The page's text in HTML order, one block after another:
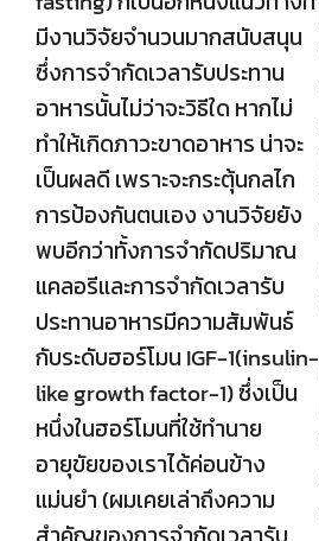
มีงานวิจัยจำนวนมากสนับสนุน
ซึ่งการจำกัดเวลารับประทาน
อาหารนั้นไม่ว่าจะวิธีใด หากไม่
ทำให้เกิดภาวะขาดอาหาร น่าจะ
เป็นผลดี เพราะจะกระตุ้นกลไก
การป้องกันตนเอง งานวิจัยยัง
พบอีกว่าทั้งการจำกัดปริมาณ
แคลอรีและการจำกัดเวลารับ
ประทานอาหารมีความสัมพันธ์
กับระดับฮอร์โมน IGF-1(insulin-
like growth factor-1) ซึ่งเป็น
หนึ่งในฮอร์โมนที่ใช้ทำนาย
อายุขัยของเราได้ค่อนข้าง
แม่นยำ (ผมเคยเล่าถึงความ